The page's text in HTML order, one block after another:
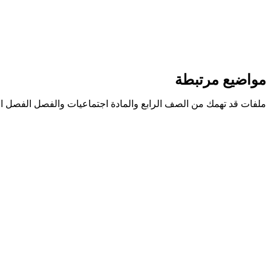
مواضيع مرتبطة
ملفات قد تهمك من الصف الرابع والمادة اجتماعيات والفصل الفصل